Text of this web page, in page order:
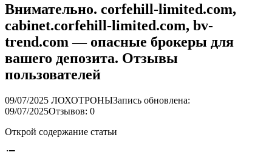
Внимательно. corfehill-limited.com,
cabinet.corfehill-limited.com, bv-
trend.com — опасные брокеры для
вашего депозита. Отзывы
пользователей
09/07/2025 ЛОХОТРОНЫЗапись обновлена:
09/07/2025Отзывов: 0
Открой содержание статьи